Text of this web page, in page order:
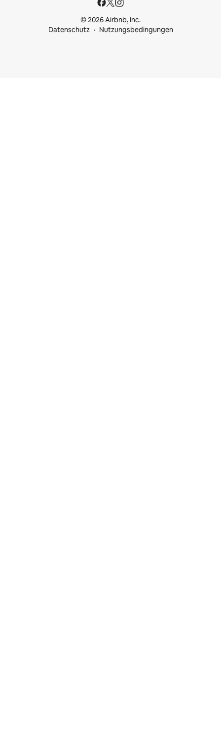
© 2026 Airbnb, Inc.
Datenschutz
Nutzungsbedingungen